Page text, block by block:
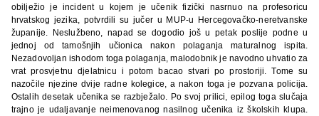
obilježio je incident u kojem je učenik fizički nasrnuo na profesoricu
hrvatskog jezika, potvrdili su jučer u MUP-u Hercegovačko-neretvanske
županije. Neslužbeno, napad se dogodio još u petak poslije podne u
jednoj od tamošnjih učionica nakon polaganja maturalnog ispita.
Nezadovoljan ishodom toga polaganja, malodobnik je navodno uhvatio za
vrat prosvjetnu djelatnicu i potom bacao stvari po prostoriji. Tome su
nazočile njezine dvije radne kolegice, a nakon toga je pozvana policija.
Ostalih desetak učenika se razbježalo. Po svoj prilici, epilog toga slučaja
trajno je udaljavanje neimenovanog nasilnog učenika iz školskih klupa.